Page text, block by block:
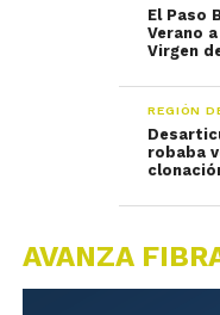
El Paso
Verano
Virgen
REGIÓN
robaba
AVANZA